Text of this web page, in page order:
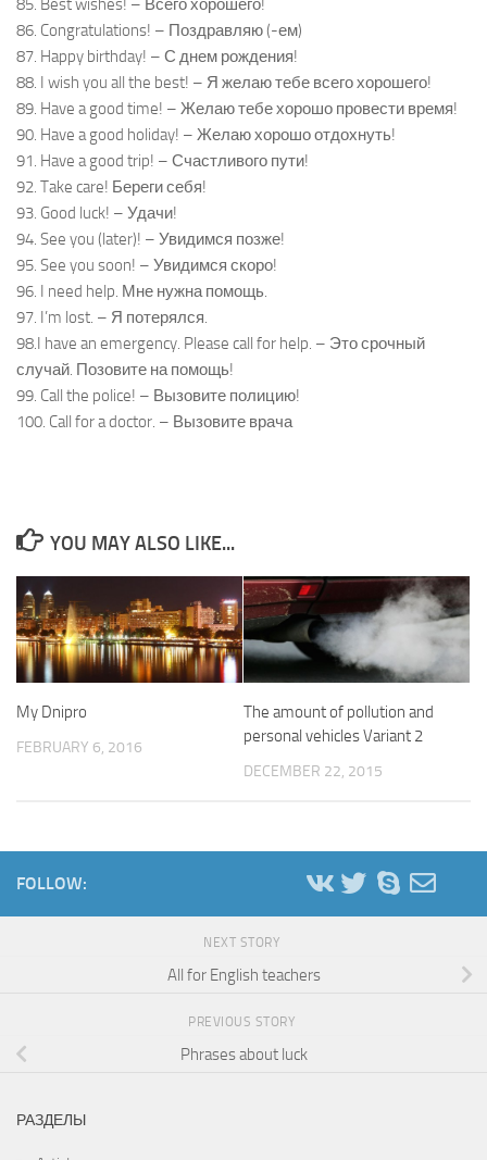
85. Best wishes! – Всего хорошего!
86. Congratulations! – Поздравляю (-ем)
87. Happy birthday! – С днем рождения!
88. I wish you all the best! – Я желаю тебе всего хорошего!
89. Have a good time! – Желаю тебе хорошо провести время!
90. Have a good holiday! – Желаю хорошо отдохнуть!
91. Have a good trip! – Счастливого пути!
92. Take care! Береги себя!
93. Good luck! – Удачи!
94. See you (later)! – Увидимся позже!
95. See you soon! – Увидимся скоро!
96. I need help. Мне нужна помощь.
97. I’m lost. – Я потерялся.
98.I have an emergency. Please call for help. – Это срочный
случай. Позовите на помощь!
99. Call the police! – Вызовите полицию!
100. Call for a doctor. – Вызовите врача
YOU MAY ALSO LIKE...
My Dnipro
FEBRUARY 6, 2016
The amount of pollution and
personal vehicles Variant 2
DECEMBER 22, 2015
FOLLOW:
NEXT STORY
All for English teachers
PREVIOUS STORY
Phrases about luck
РАЗДЕЛЫ